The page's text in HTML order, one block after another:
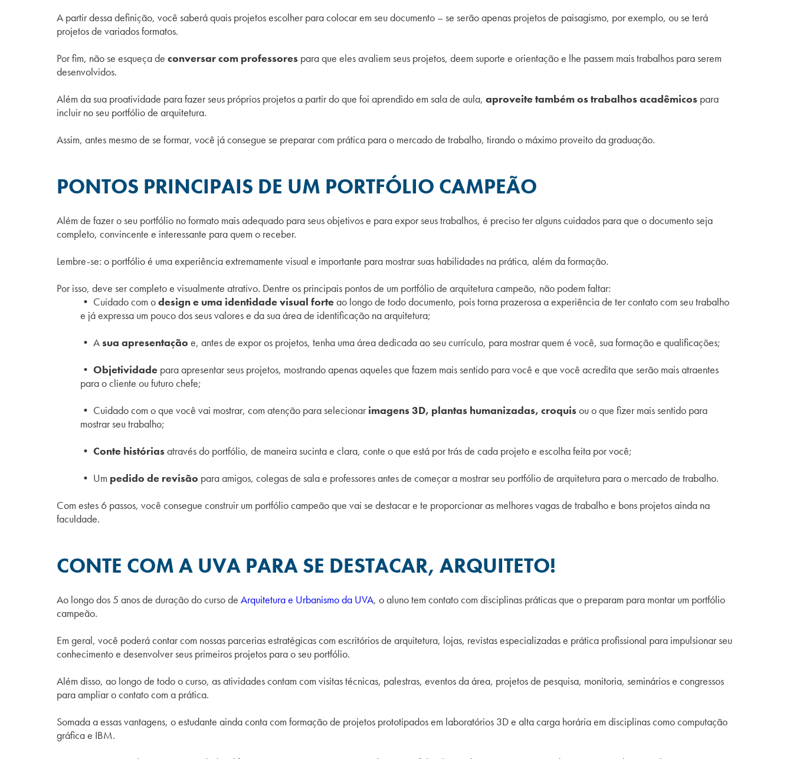
A partir dessa definição, você saberá quais projetos escolher para colocar em seu documento – se serão apenas projetos de paisagismo, por exemplo, ou se terá
projetos de variados formatos.
Por fim, não se esqueça de conversar com professores para que eles avaliem seus projetos, deem suporte e orientação e lhe passem mais trabalhos para serem
desenvolvidos.
Além da sua proatividade para fazer seus próprios projetos a partir do que foi aprendido em sala de aula, aproveite também os trabalhos acadêmicos para
incluir no seu portfólio de arquitetura.
Assim, antes mesmo de se formar, você já consegue se preparar com prática para o mercado de trabalho, tirando o máximo proveito da graduação.
PONTOS PRINCIPAIS DE UM PORTFÓLIO CAMPEÃO
Além de fazer o seu portfólio no formato mais adequado para seus objetivos e para expor seus trabalhos, é preciso ter alguns cuidados para que o documento seja
completo, convincente e interessante para quem o receber.
Lembre-se: o portfólio é uma experiência extremamente visual e importante para mostrar suas habilidades na prática, além da formação.
Por isso, deve ser completo e visualmente atrativo. Dentre os principais pontos de um portfólio de arquitetura campeão, não podem faltar:
• Cuidado com odesign e uma identidade visual forteao longo de todo documento, pois torna prazerosa a experiência de ter contato com seu trabalho
e já expressa um pouco dos seus valores e da sua área de identificação na arquitetura;
• Asua apresentação e, antes de expor os projetos, tenha uma área dedicada ao seu currículo, para mostrar quem é você, sua formação e qualificações;
• Objetividade para apresentar seus projetos, mostrando apenas aqueles que fazem mais sentido para você e que você acredita que serão mais atraentes
para o cliente ou futuro chefe;
• Cuidado com o que você vai mostrar, com atenção para selecionarimagens 3D, plantas humanizadas, croquisou o que fizer mais sentido para
mostrar seu trabalho;
• Conte históriasatravés do portfólio, de maneira sucinta e clara, conte o que está por trás de cada projeto e escolha feita por você;
• Um pedido de revisão para amigos, colegas de sala e professores antes de começar a mostrar seu portfólio de arquitetura para o mercado de trabalho.
Com estes 6 passos, você consegue construir um portfólio campeão que vai se destacar e te proporcionar as melhores vagas de trabalho e bons projetos ainda na
faculdade.
CONTE COM A UVA PARA SE DESTACAR, ARQUITETO!
Ao longo dos 5 anos de duração do curso de Arquitetura e Urbanismo da UVA, o aluno tem contato com disciplinas práticas que o preparam para montar um portfólio
campeão.
Em geral, você poderá contar com nossas parcerias estratégicas com escritórios de arquitetura, lojas, revistas especializadas e prática profissional para impulsionar seu
conhecimento e desenvolver seus primeiros projetos para o seu portfólio.
Além disso, ao longo de todo o curso, as atividades contam com visitas técnicas, palestras, eventos da área, projetos de pesquisa, monitoria, seminários e congressos
para ampliar o contato com a prática.
Somada a essas vantagens, o estudante ainda conta com formação de projetos prototipados em laboratórios 3D e alta carga horária em disciplinas como computação
gráfica e IBM.